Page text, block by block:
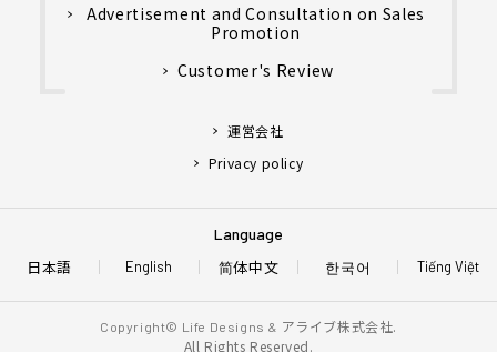
Advertisement and Consultation on Sales
Promotion
Customer's Review
運営会社
Privacy policy
Language
日本語 English Tiếng Việt
简体中文 한국어
Copyright© Life Designs & アライブ株式会社.
All Rights Reserved.